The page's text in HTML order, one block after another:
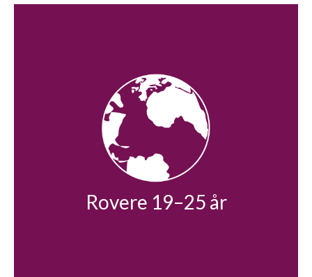
Rovere 19–25 år